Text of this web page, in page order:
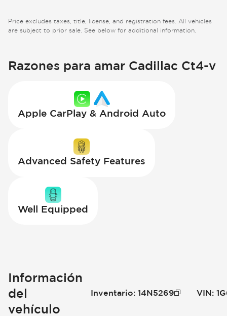
Price excludes taxes, title, license, and registration fees. All vehicles
are subject to prior sale. See below for additional information.
Razones para amar Cadillac Ct4-v
Apple CarPlay & Android Auto
Advanced Safety Features
Well Equipped
Información
del
vehículo
Inventario: 14N5269 VIN: